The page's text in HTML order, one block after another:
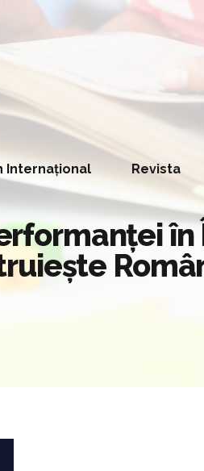
Internațional Revista